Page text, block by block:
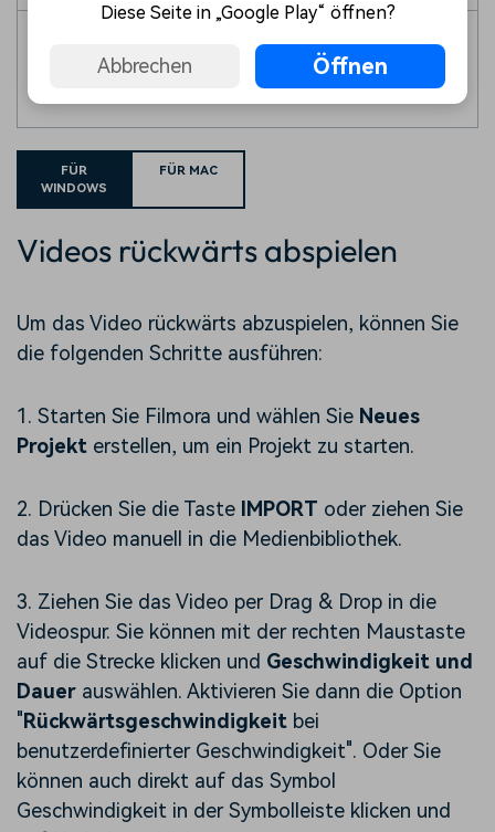
Antworten auf häufig gestellte Fragen.
FÜR
WINDOWS
FÜR MAC
Videos rückwärts abspielen
Um das Video rückwärts abzuspielen, können Sie
die folgenden Schritte ausführen:
1. Starten Sie Filmora und wählen Sie Neues
Projekt erstellen, um ein Projekt zu starten.
2. Drücken Sie die Taste IMPORT oder ziehen Sie
das Video manuell in die Medienbibliothek.
3. Ziehen Sie das Video per Drag & Drop in die
Videospur. Sie können mit der rechten Maustaste
auf die Strecke klicken und Geschwindigkeit und
Dauer auswählen. Aktivieren Sie dann die Option
"Rückwärtsgeschwindigkeit bei
benutzerdefinierter Geschwindigkeit". Oder Sie
können auch direkt auf das Symbol
Geschwindigkeit in der Symbolleiste klicken und
Diese Seite in „Google Play“ öffnen?
Abbrechen Öffnen